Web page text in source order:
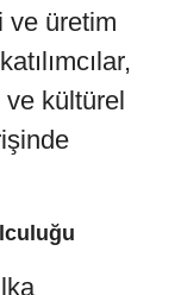
ve üretim
ve kültürel